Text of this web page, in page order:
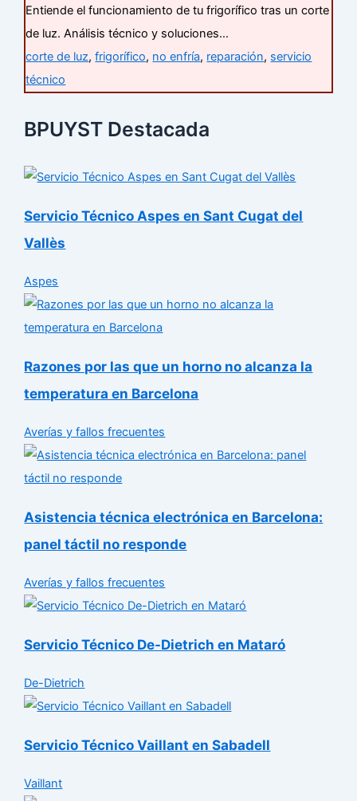
Entiende el funcionamiento de tu frigorífico tras un corte
de luz. Análisis técnico y soluciones…
corte de luz,frigorífico, no enfría, reparación, servicio
técnico
BPUYST Destacada
Servicio Técnico Aspes en Sant Cugat del
Vallès
Aspes
Razones por las que un horno no alcanza la
temperatura en Barcelona
Averías y fallos frecuentes
Asistencia técnica electrónica en Barcelona:
panel táctil no responde
Averías y fallos frecuentes
Servicio Técnico De-Dietrich en Mataró
De-Dietrich
Servicio Técnico Vaillant en Sabadell
Vaillant